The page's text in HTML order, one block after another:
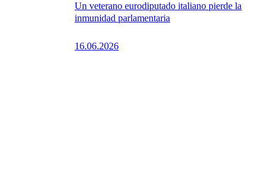
Un veterano eurodiputado italiano pierde la
inmunidad parlamentaria
16.06.2026